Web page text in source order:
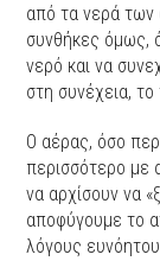
από τα νερά των
συνθήκες όμως,
νερό και να
στη συνέχεια, το
Ο αέρας, όσο
περισσότερο με
να αρχίσουν να
αποφύγουμε το
λόγους